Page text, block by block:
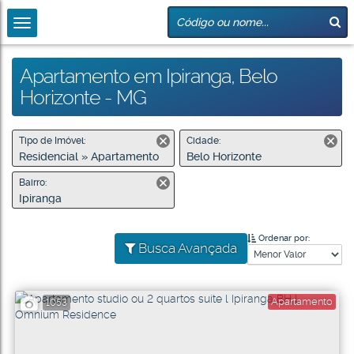
Apartamento em Ipiranga, Belo
Horizonte - MG
Tipo de Imóvel:
Residencial » Apartamento
Cidade:
Belo Horizonte
Bairro:
Ipiranga
Busca Avançada
Ordenar por:
1053 Apartamento